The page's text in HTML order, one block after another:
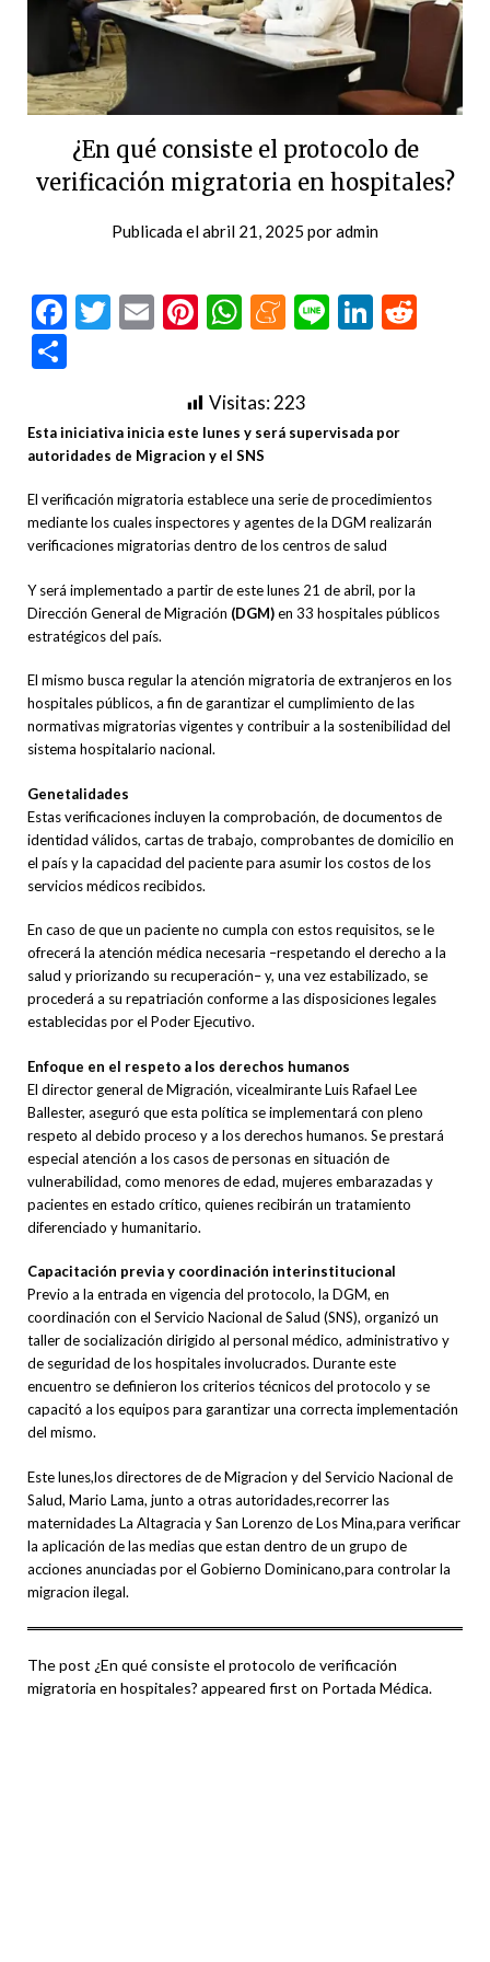
¿En qué consiste el protocolo de
verificación migratoria en hospitales?
Publicada elabril 21, 2025 poradmin
Facebook
Twitter
EmailPinterest
WhatsApp
Meneame
Line
Visitas:223
Esta iniciativa inicia este lunes y será supervisada por
autoridades de Migracion y el SNS
El verificación migratoria establece una serie de procedimientos
mediante los cuales inspectores y agentes de la DGM realizarán
verificaciones migratorias dentro de los centros de salud
Y será implementado a partir de este lunes 21 de abril, por la
Dirección General de Migración (DGM)en 33 hospitales públicos
estratégicos del país.
El mismo busca regular la atención migratoria de extranjeros en los
hospitales públicos, a fin de garantizar el cumplimiento de las
normativas migratorias vigentes y contribuir a la sostenibilidad del
sistema hospitalario nacional.
Genetalidades
Estas verificaciones incluyen la comprobación, de documentos de
identidad válidos, cartas de trabajo, comprobantes de domicilio en
el país y la capacidad del paciente para asumir los costos de los
servicios médicos recibidos.
En caso de que un paciente no cumpla con estos requisitos, se le
ofrecerá la atención médica necesaria –respetando el derecho a la
salud y priorizando su recuperación– y, una vez estabilizado, se
procederá a su repatriación conforme a las disposiciones legales
establecidas por el Poder Ejecutivo.
Enfoque en el respeto a los derechos humanos
El director general de Migración, vicealmirante Luis Rafael Lee
Ballester, aseguró que esta política se implementará con pleno
respeto al debido proceso y a los derechos humanos. Se prestará
especial atención a los casos de personas en situación de
vulnerabilidad, como menores de edad, mujeres embarazadas y
pacientes en estado crítico, quienes recibirán un tratamiento
diferenciado y humanitario.
Capacitación previa y coordinación interinstitucional
Previo a la entrada en vigencia del protocolo, la DGM, en
coordinación con el Servicio Nacional de Salud (SNS), organizó un
taller de socialización dirigido al personal médico, administrativo y
de seguridad de los hospitales involucrados. Durante este
encuentro se definieron los criterios técnicos del protocolo y se
capacitó a los equipos para garantizar una correcta implementación
del mismo.
Este lunes,los directores de de Migracion y del Servicio Nacional de
Salud, Mario Lama, junto a otras autoridades,recorrer las
maternidades La Altagracia y San Lorenzo de Los Mina,para verificar
la aplicación de las medias que estan dentro de un grupo de
acciones anunciadas por el Gobierno Dominicano,para controlar la
migracion ilegal.
The post ¿En qué consiste el protocolo de verificación
migratoria en hospitales? appeared first on Portada Médica.